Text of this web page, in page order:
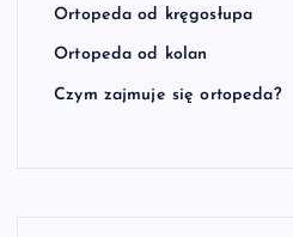
Ortopeda od kręgosłupa
Ortopeda od kolan
Czym zajmuje się ortopeda?